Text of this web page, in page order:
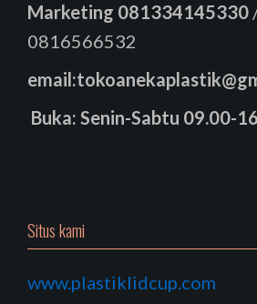
Marketing 081334145330
0816566532
Buka: Senin-Sabtu 09.00-
Situs kami
www.plastiklidcup.com